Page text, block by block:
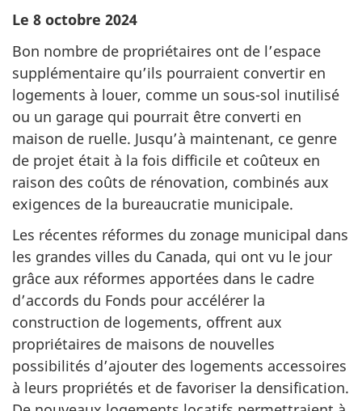
Le 8 octobre 2024
Bon nombre de propriétaires ont de l’espace
supplémentaire qu’ils pourraient convertir en
logements à louer, comme un sous-sol inutilisé
ou un garage qui pourrait être converti en
maison de ruelle. Jusqu’à maintenant, ce genre
de projet était à la fois difficile et coûteux en
raison des coûts de rénovation, combinés aux
exigences de la bureaucratie municipale.
Les récentes réformes du zonage municipal dans
les grandes villes du Canada, qui ont vu le jour
grâce aux réformes apportées dans le cadre
d’accords du Fonds pour accélérer la
construction de logements, offrent aux
propriétaires de maisons de nouvelles
possibilités d’ajouter des logements accessoires
à leurs propriétés et de favoriser la densification.